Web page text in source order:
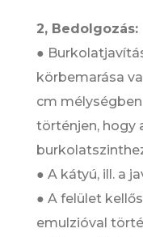
2, Bedolgozás:
●
körbemarása
cm mélységben
történjen, hogy
● A kátyú, ill. a
● A felület
emulzióval